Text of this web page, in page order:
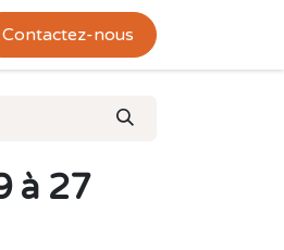
Contactez-nous
à 27